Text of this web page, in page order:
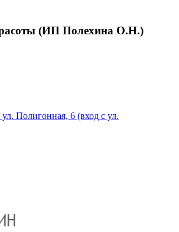
(ИП Полехина О.Н.)
Полигонная, 6 (вход с ул.